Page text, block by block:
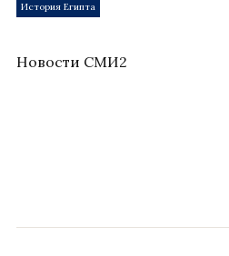
История Египта
Новости СМИ2